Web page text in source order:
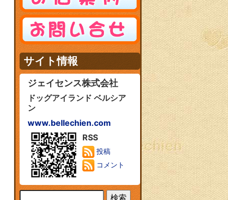
サイト情報
ジェイセンス株式会社
ドッグアイランド ベルシア
ン
www.bellechien.com
RSS
投稿
コメント